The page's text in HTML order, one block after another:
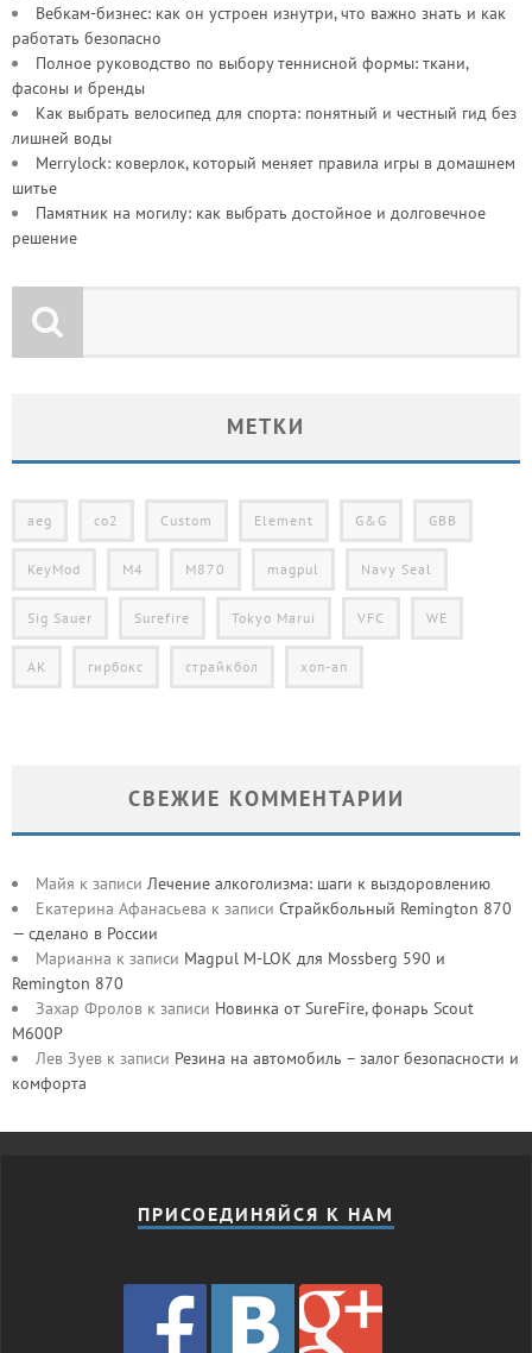
Вебкам-бизнес: как он устроен изнутри, что важно знать и как
работать безопасно
Полное руководство по выбору теннисной формы: ткани,
фасоны и бренды
Как выбрать велосипед для спорта: понятный и честный гид без
лишней воды
Merrylock: коверлок, который меняет правила игры в домашнем
шитье
Памятник на могилу: как выбрать достойное и долговечное
решение
МЕТКИ
aeg co2 Custom Element G&G GBB
KeyMod M4 M870 magpul Navy Seal
Sig Sauer Surefire Tokyo Marui VFC WE
АК гирбокс страйкбол хоп-ап
СВЕЖИЕ КОММЕНТАРИИ
Майя к записи Лечение алкоголизма: шаги к выздоровлению
Екатерина Афанасьева к записи Страйкбольный Remington 870
— сделано в России
Марианна к записи Magpul M-LOK для Mossberg 590 и
Remington 870
Захар Фролов к записи Новинка от SureFire, фонарь Scout
M600P
Лев Зуев к записи Резина на автомобиль – залог безопасности и
комфорта
ПРИСОЕДИНЯЙСЯ К НАМ